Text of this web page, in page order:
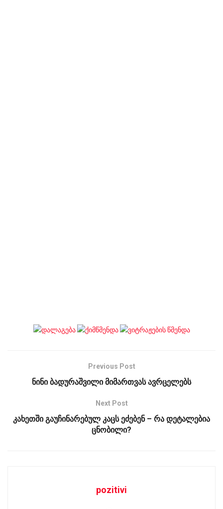
Previous Post
ნინი ბადურაშვილი მიმართვას ავრცელებს
Next Post
კახეთში გაუჩინარებულ კაცს ეძებენ – რა დეტალებია
ცნობილი?
pozitivi